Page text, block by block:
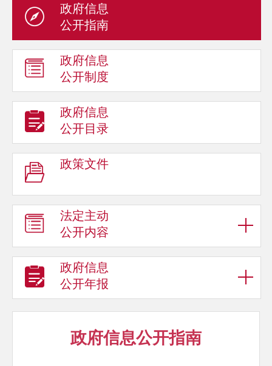
政府信息
公开指南
政府信息
公开制度
政府信息
公开目录
政策文件
法定主动
公开内容
政府信息
公开年报
政府信息公开指南